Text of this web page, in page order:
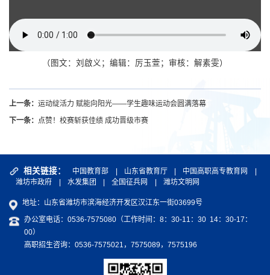
（ 图文：刘啟义；编辑：厉玉萱；审核：解素雯）
上一条： 运动绽活力 赋能向阳光——学生趣味运动会圆满落幕
下一条： 点赞！校赛斩获佳绩 成功晋级市赛
相关链接： 中国教育部 | 山东省教育厅 | 中国高职高专教育网
|
潍坊市政府
| 水发集团 | 全国征兵网 | 潍坊文明网
地址：山东省潍坊市滨海经济开发区汉江东一街03699号
办公室电话：0536-7575080（工作时间：8：30-11：30 14：30-17：
00）
高职招生咨询：0536-7575021，7575089，7575196